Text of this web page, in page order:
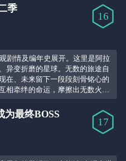
季
16
剧情及编年史展开。这里是阿拉
异变折磨的星球。无数的旅途自
在、未来留下一段段刻骨铭心的
相牵绊的命运，摩擦出无数火
，勇士的意志。！
为最终BOSS
17